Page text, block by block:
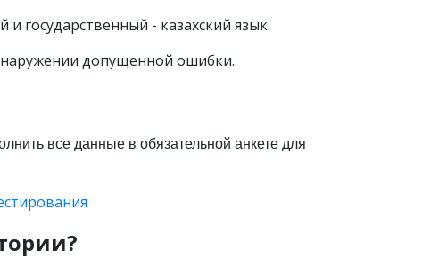
государственный - казахский язык.
допущенной ошибки.
все данные в обязательной анкете для